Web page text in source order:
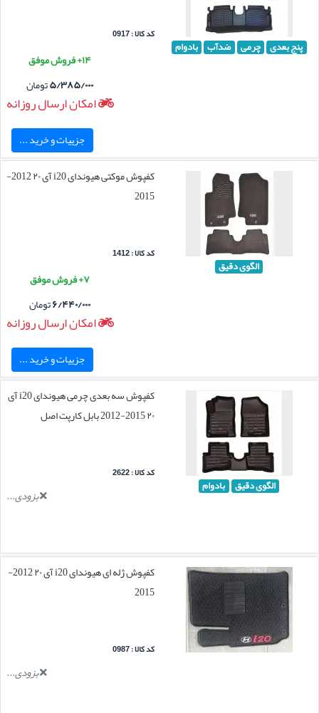
پنج بعدی چرمی ضدآب بادوام
کد کالا : 0917
۱۴+ فروش موفق
۵/۳۸۵/۰۰۰تومان
امکان ارسال روزانه
جزییات و خرید ...
الگوی دقیق
کفپوش موکتی هیوندای i20 آی ۲۰ 2012-
2015
کد کالا : 1412
۷+ فروش موفق
۶/۴۴۰/۰۰۰تومان
امکان ارسال روزانه
جزییات و خرید ...
الگوی دقیق بادوام
کفپوش سه بعدی چرمی هیوندای i20 آی
۲۰ 2015-2012 بابل کارپت اصل
کد کالا : 2622
بزودی...
کفپوش ژله ای هیوندای i20 آی ۲۰ 2012-
2015
کد کالا : 0987
بزودی...